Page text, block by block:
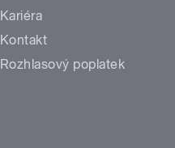
Kariéra
Kontakt
Rozhlasový poplatek